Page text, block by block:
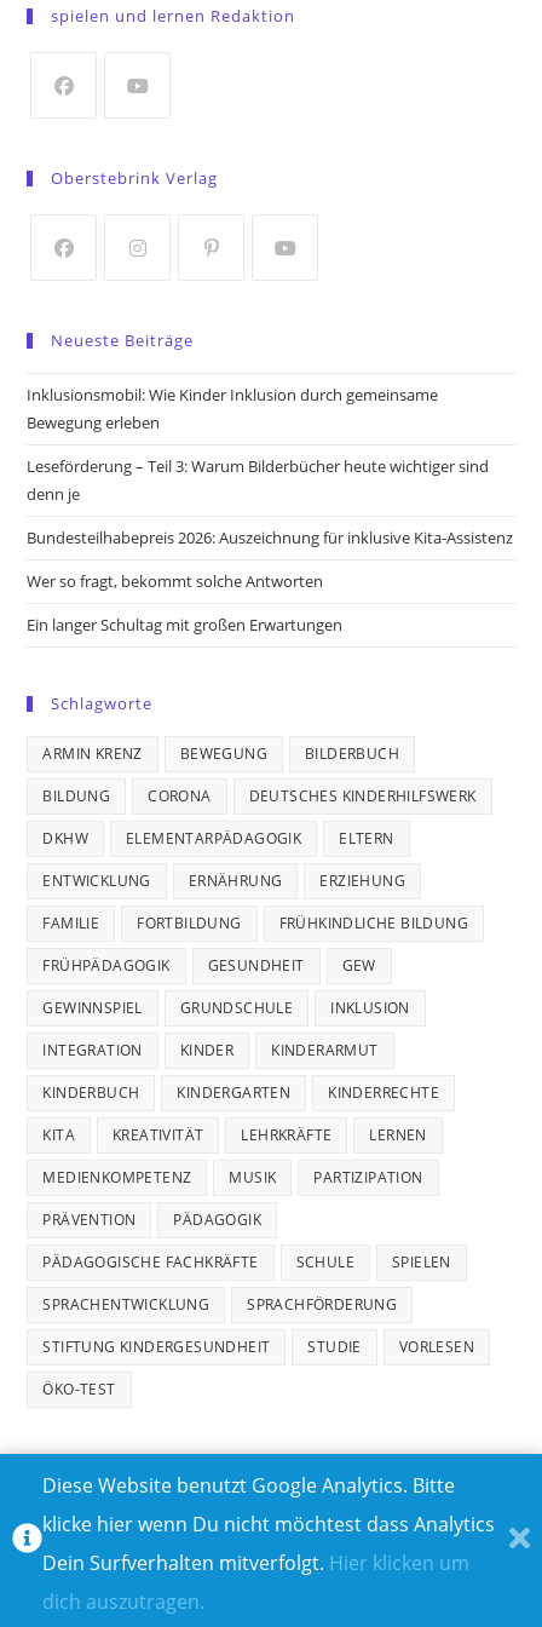
a
tab
spielen und lernen Redaktion
a
tab
tab
Oberstebrink Verlag
a
new
tab
new
tab
a
new
new
Neueste Beiträge
Inklusionsmobil: Wie Kinder Inklusion durch gemeinsame
Bewegung erleben
Leseförderung – Teil 3: Warum Bilderbücher heute wichtiger sind
denn je
Bundesteilhabepreis 2026: Auszeichnung für inklusive Kita-Assistenz
Wer so fragt, bekommt solche Antworten
Ein langer Schultag mit großen Erwartungen
Schlagworte
ARMIN KRENZ BEWEGUNG BILDERBUCH
BILDUNG CORONA DEUTSCHES KINDERHILFSWERK
DKHW ELEMENTARPÄDAGOGIK ELTERN
ENTWICKLUNG ERNÄHRUNG ERZIEHUNG
FAMILIE FORTBILDUNG FRÜHKINDLICHE BILDUNG
FRÜHPÄDAGOGIK GESUNDHEIT GEW
GEWINNSPIEL GRUNDSCHULE INKLUSION
INTEGRATION KINDER KINDERARMUT
KINDERBUCH KINDERGARTEN KINDERRECHTE
KITA KREATIVITÄT LEHRKRÄFTE LERNEN
MEDIENKOMPETENZ MUSIK PARTIZIPATION
PRÄVENTION PÄDAGOGIK
PÄDAGOGISCHE FACHKRÄFTE SCHULE SPIELEN
SPRACHENTWICKLUNG SPRACHFÖRDERUNG
STIFTUNG KINDERGESUNDHEIT STUDIE VORLESEN
ÖKO-TEST
TEILNAHMEBEDINGUNGEN FÜR GEWINNSPIELE
IMPRESSUM
ÜBER UNS I
Diese Website benutzt Google Analytics. Bitte
klicke hier wenn Du nicht möchtest dass Analytics
Dein Surfverhalten mitverfolgt. Hier klicken um
dich auszutragen.